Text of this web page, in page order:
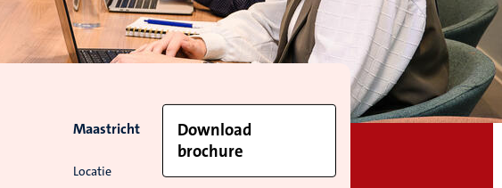
Locatie
Maastricht
Download
brochure